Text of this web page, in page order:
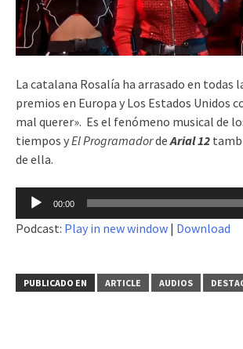
La catalana Rosalía ha arrasado en todas
premios en Europa y Los Estados Unidos
mal querer». Es el fenómeno musical de
tiempos yEl ProgramadordeArial 12
de ella.
Reproductor
audio
00:00
Podcast: Play in new window | Download
PUBLICADO EN ARTICLE AUDIOS